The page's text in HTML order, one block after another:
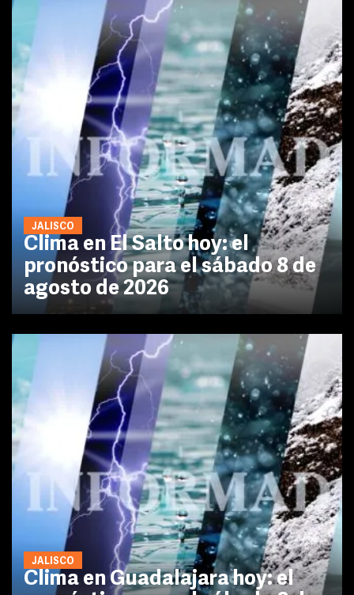
JALISCO
Clima en El Salto hoy: el
pronóstico para el sábado 8 de
agosto de 2026
JALISCO
Clima en Guadalajara hoy: el